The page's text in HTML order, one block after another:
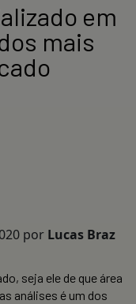
em
mais
por Lucas Braz
seja ele de que área
análises é um dos